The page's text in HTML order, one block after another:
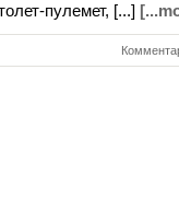
пулемет, [...]